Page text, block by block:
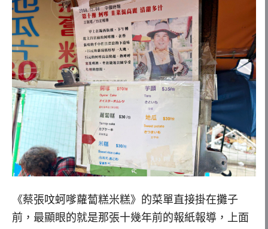
《蔡張呅蚵嗲蘿蔔糕米糕》的菜單直接掛在攤子
前，最顯眼的就是那張十幾年前的報紙報導，上面